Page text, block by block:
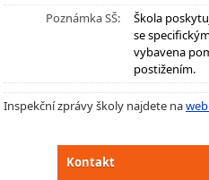
Poznámka SŠ:
Škola
se
vybavena
postižením.
Inspekční zprávy školy najdete na
Kontakt